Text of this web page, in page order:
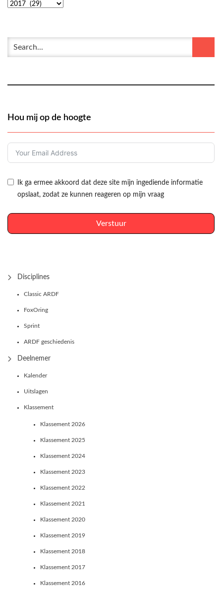
Hou mij op de hoogte
Ik ga ermee akkoord dat deze site mijn ingediende informatie
opslaat, zodat ze kunnen reageren op mijn vraag
Verstuur
Disciplines
Classic ARDF
FoxOring
Sprint
ARDF geschiedenis
Deelnemer
Kalender
Uitslagen
Klassement
Klassement 2026
Klassement 2025
Klassement 2024
Klassement 2023
Klassement 2022
Klassement 2021
Klassement 2020
Klassement 2019
Klassement 2018
Klassement 2017
Klassement 2016